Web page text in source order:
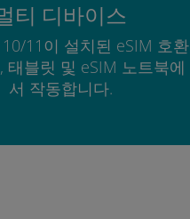
티 디바이스
11이 설치된 eSIM 호환
태블릿 및 eSIM 노트북에
서 작동합니다.